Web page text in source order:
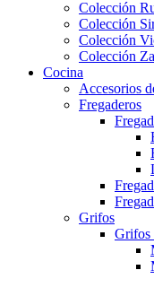
Colección
Colección
Colección
Colección
Cocina
Accesorios
Fregaderos
Grifos
Grifos